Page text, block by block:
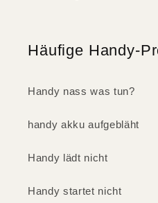
Häufige Handy-
Handy nass was tun?
handy akku aufgebläht
Handy lädt nicht
Handy startet nicht